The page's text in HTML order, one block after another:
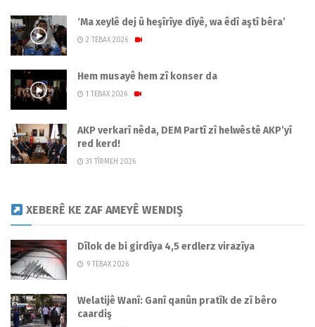
‘Ma xeylê dej û heşîrîye dîyê, wa êdî aştî bêra’
2 TEBAX 2026
Hem musayê hem zî konser da
1 TEBAX 2026
AKP verkarî nêda, DEM Partî zî helwêstê AKP’yî
red kerd!
31 TÎRMEH 2026
XEBERÊ KE ZAF AMEYÊ WENDIŞ
Dîlok de bi girdîya 4,5 erdlerz virazîya
9 TEBAX 2026
Welatijê Wanî: Ganî qanûn pratîk de zî bêro
caardiş